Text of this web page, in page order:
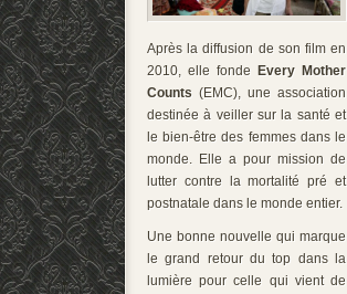
Après la diffusion de son film en
2010, elle fonde
Every Mother
Counts (EMC), une association
destinée à veiller sur la santé et
le bien-être des femmes dans le
monde. Elle a pour mission de
lutter contre la mortalité pré et
postnatale dans le monde entier.
Une bonne nouvelle qui marque
le grand retour du top dans la
lumière pour celle qui vient de